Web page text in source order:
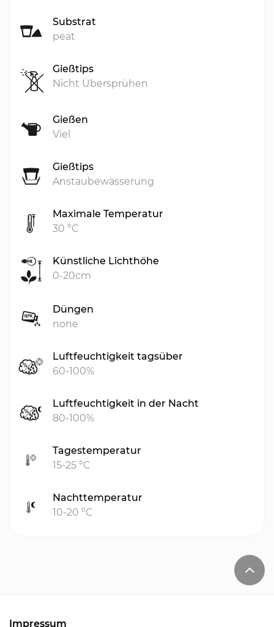
Substrat
peat
Gießtips
Nicht Übersprühen
Gießen
Viel
Gießtips
Anstaubewässerung
Maximale Temperatur
30 °C
Künstliche Lichthöhe
0-20cm
Düngen
none
Luftfeuchtigkeit tagsüber
60-100%
Luftfeuchtigkeit in der Nacht
80-100%
Tagestemperatur
15-25 °C
Nachttemperatur
10-20 °C
Impressum